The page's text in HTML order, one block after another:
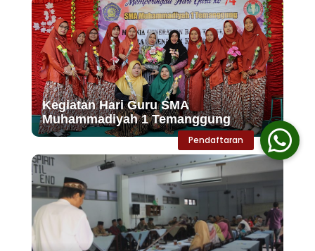
Kegiatan Hari Guru SMA
Muhammadiyah 1 Temanggung